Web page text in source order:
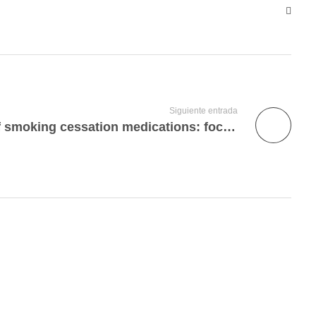
Siguiente entrada
Psychopharmacology of smoking cessation medications: focus on patients with mental health disorders